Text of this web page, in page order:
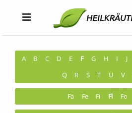
A B C D E F G H I J
Q
R S T U V
Fä Fe Fi Fl Fo